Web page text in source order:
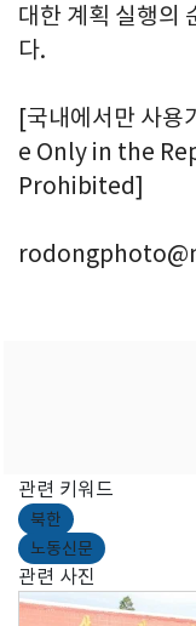
대한 계획 실행의
다.
[국내에서만 사용
e Only in the
Prohibited]
관련 키워드
북한
노동신문
관련 사진